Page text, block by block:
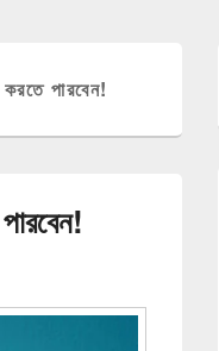
পারবেন!